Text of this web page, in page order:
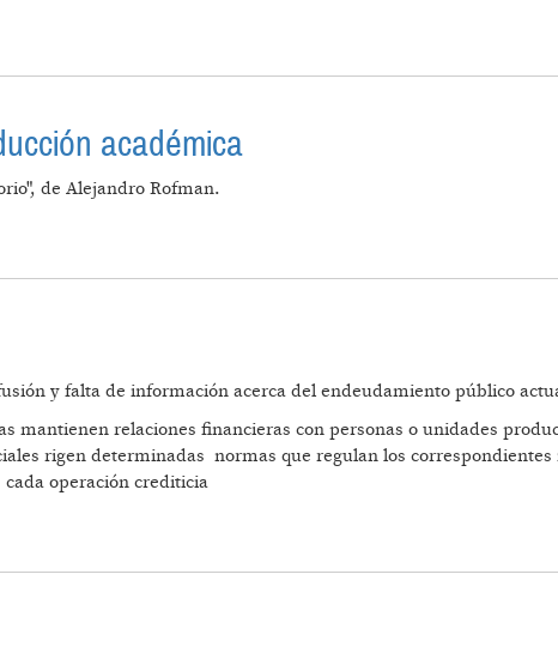
académica
de Alejandro Rofman.
y falta de información acerca del endeudamiento público
mantienen relaciones financieras con personas o unidades
rigen determinadas normas que regulan los correspondientes
operación crediticia